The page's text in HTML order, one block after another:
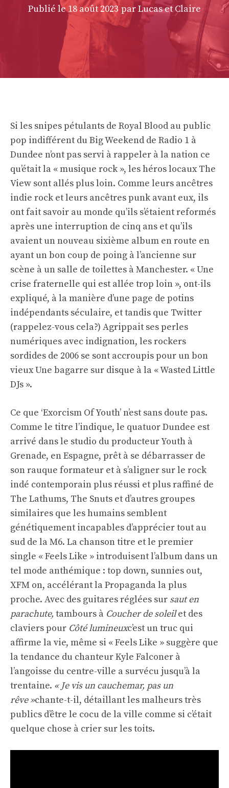
Publié le18 août 2023 par Lucas et Claire
Si les snipes pétulants de Royal Blood au public
pop indifférent du Big Weekend de Radio 1 à
Dundee n’ont pas servi à rappeler à la nation ce
qu’était la « musique rock », les héros locaux The
View sont allés plus loin. Comme leurs ancêtres
indie rock et leurs ancêtres punk avant eux, ils
ont fait savoir au monde qu’ils s’étaient reformés
après une interruption de cinq ans et qu’ils
avaient un nouveau sixième album en route en
ayant un bon coup de poing à l’ancienne sur
scène à un salle de toilettes à Manchester. « Une
crise fraternelle qui est allée trop loin », ont-ils
expliqué, à la manière d’une page de potins
indépendants séculaire, et tandis que Twitter
(rappelez-vous cela?) Agrippait ses perles
numériques avec indignation, les rockers
sordides de 2006 se sont accroupis pour un bon
vieux Une bagarre sur disque à la « Wasted Little
DJs ».
Ce que ‘Exorcism Of Youth’ n’est sans doute pas.
Comme le titre l’indique, le quatuor Dundee est
arrivé dans le studio du producteur Youth à
Grenade, en Espagne, prêt à se débarrasser de
son rauque formateur et à s’aligner sur le rock
indé contemporain plus réussi et plus raffiné de
The Lathums, The Snuts et d’autres groupes
similaires que les humains semblent
génétiquement incapables d’apprécier tout au
sud de la M6. La chanson titre et le premier
single « Feels Like » introduisent l’album dans un
tel mode anthémique : top down, sunnies out,
XFM on, accélérant la Propaganda la plus
proche. Avec des guitares réglées sur saut en
parachute, tambours à Coucher de soleilet des
claviers pour Côté lumineuxc’est un truc qui
affirme la vie, même si « Feels Like » suggère que
la tendance du chanteur Kyle Falconer à
l’angoisse du centre-ville a survécu jusqu’à la
trentaine. « Je vis un cauchemar, pas un
rêve »chante-t-il, détaillant les malheurs très
publics d’être le cocu de la ville comme si c’était
quelque chose à crier sur les toits.